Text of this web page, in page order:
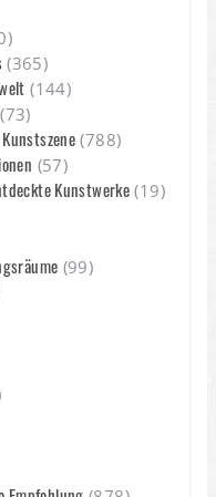
(365)
(144)
(788)
(57)
Kunstwerke(19)
(99)